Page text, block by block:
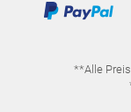
**Alle